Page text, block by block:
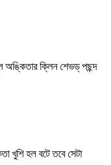
অঙ্কিতার ক্লিন শেভড্ পছন্দ
খুশি হল বটে তবে সেটা